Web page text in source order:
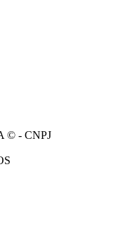
© - CNPJ